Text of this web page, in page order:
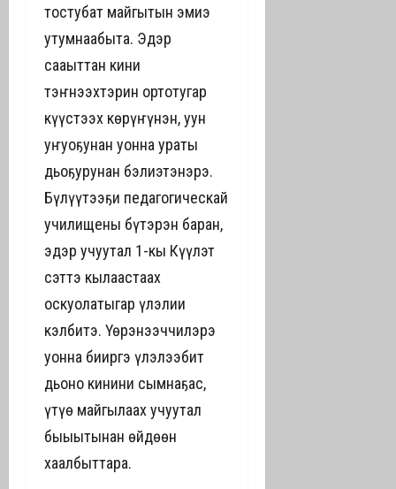
тостубат майгытын эмиэ
утумнаабыта. Эдэр
сааһыттан кини
тэҥнээхтэрин ортотугар
күүстээх көрүҥүнэн, уһун
уҥуоҕунан уонна ураты
дьоҕурунан бэлиэтэнэрэ.
Бүлүүтээҕи педагогическай
училищены бүтэрэн баран,
эдэр учуутал 1-кы Күүлэт
сэттэ кылаастаах
оскуолатыгар үлэлии
кэлбитэ. Үөрэнээччилэрэ
уонна бииргэ үлэлээбит
дьоно кинини сымнаҕас,
үтүө майгылаах учуутал
быһыытынан өйдөөн
хаалбыттара.